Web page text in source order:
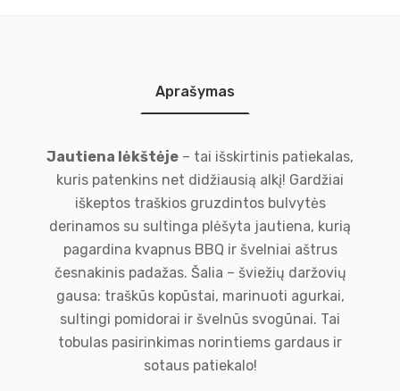
Aprašymas
Jautiena lėkštėje – tai išskirtinis patiekalas,
kuris patenkins net didžiausią alkį! Gardžiai
iškeptos traškios gruzdintos bulvytės
derinamos su sultinga plėšyta jautiena, kurią
pagardina kvapnus BBQ ir švelniai aštrus
česnakinis padažas. Šalia – šviežių daržovių
gausa: traškūs kopūstai, marinuoti agurkai,
sultingi pomidorai ir švelnūs svogūnai. Tai
tobulas pasirinkimas norintiems gardaus ir
sotaus patiekalo!